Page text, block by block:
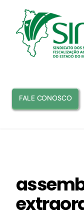
conteúdo
FALE CONOSCO